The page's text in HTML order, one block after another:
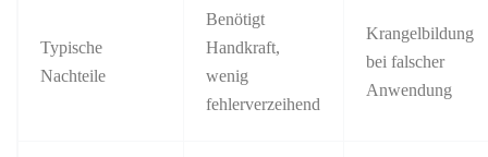
Typische
Nachteile
Benötigt
Handkraft,
wenig
fehlerverzeihend
Krangelbildung
bei falscher
Anwendung